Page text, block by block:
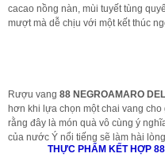
cacao nồng nàn, mùi tuyết tùng
mượt mà dễ chịu với một kết thúc
Rượu vang 88 NEGROAMARO
hơn khi lựa chọn một chai vang
rằng đây là món quà vô cùng ý
của nước Ý nổi tiếng sẽ làm hài
THỰC PHẨM KẾT HỢP